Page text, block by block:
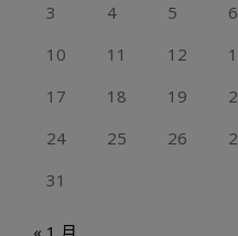
3
4 5 6
10
11 12
17
18 19
24
25 26
31
« 1 月